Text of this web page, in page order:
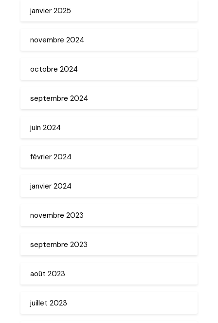
janvier 2025
novembre 2024
octobre 2024
septembre 2024
juin 2024
février 2024
janvier 2024
novembre 2023
septembre 2023
août 2023
juillet 2023